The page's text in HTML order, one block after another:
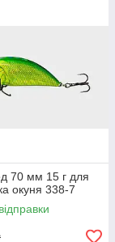
70 мм 15 г для
окуня 338-7